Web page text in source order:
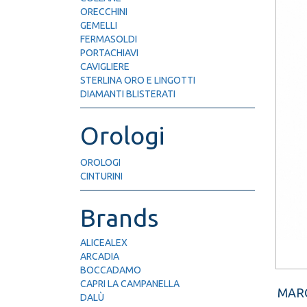
ORECCHINI
GEMELLI
FERMASOLDI
PORTACHIAVI
CAVIGLIERE
STERLINA ORO E LINGOTTI
DIAMANTI BLISTERATI
Orologi
OROLOGI
CINTURINI
Brands
ALICEALEX
ARCADIA
BOCCADAMO
CAPRI LA CAMPANELLA
DALÙ